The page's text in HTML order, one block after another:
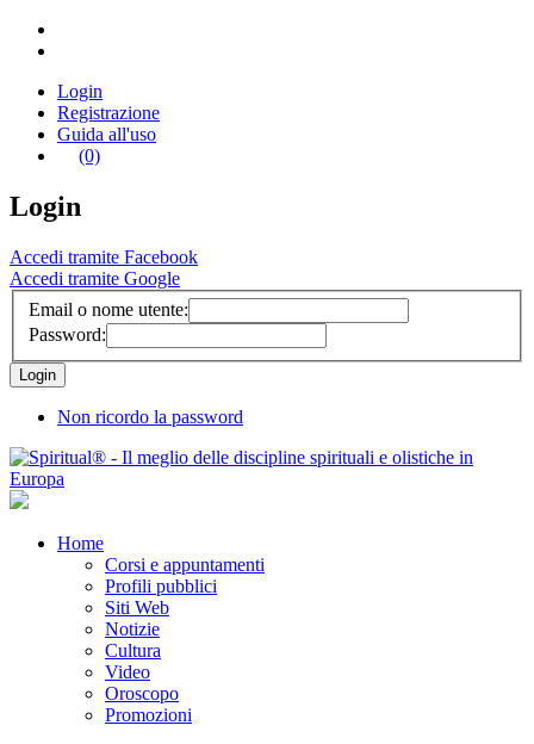
Login
Registrazione
Guida all'uso
(0)
Login
Accedi tramite Facebook
Accedi tramite Google
Email o nome utente:
Password:
Non ricordo la password
Home
Corsi e appuntamenti
Profili pubblici
Siti Web
Notizie
Cultura
Video
Oroscopo
Promozioni